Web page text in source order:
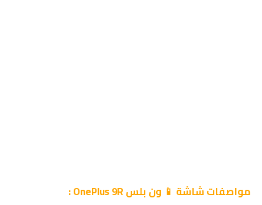
مواصفات شاشة 📱 ون بلس OnePlus 9R :